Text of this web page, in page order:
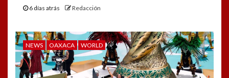
6 días atrás Redacción
NEWS OAXACA WORLD